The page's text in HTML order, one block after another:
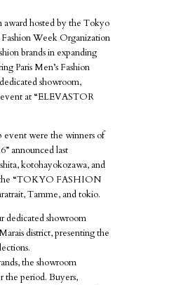
hosted by the Tokyo
Week Organization
brands in expanding
Paris Men’s Fashion
showroom,
event at “ELEVASTOR
event were the winners of
announced last
kotohayokozawa, and
“TOKYO FASHION
Tamme, and tokio.
dedicated showroom
district, presenting the
the showroom
the period. Buyers,